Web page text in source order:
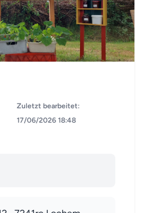
Zuletzt bearbeitet:
17/06/2026 18:48